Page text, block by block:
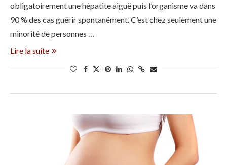
obligatoirement une hépatite aiguë puis l’organisme va dans
90 % des cas guérir spontanément. C’est chez seulement une
minorité de personnes …
Lire la suite